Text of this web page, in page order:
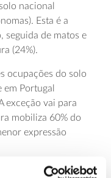
nacional
Esta é a
seguida de matos e
(24%).
ocupações do solo
Portugal
exceção vai para
mobiliza 60% do
expressão
constituem